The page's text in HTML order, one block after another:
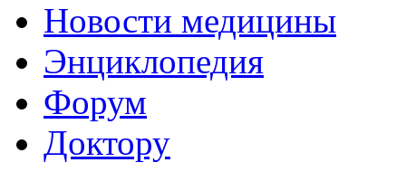
Новости медицины
Энциклопедия
Форум
Доктору